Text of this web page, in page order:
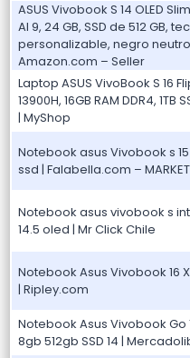
ASUS Vivobook S 14 OLED
AI 9, 24 GB, SSD de 512 GB,
personalizable, negro
Amazon.com – Seller
Laptop ASUS VivoBook S 16
13900H, 16GB RAM DDR4, 1TB
| MyShop
Notebook asus Vivobook s
ssd | Falabella.com –
Notebook asus vivobook s
14.5 oled | Mr Click Chile
Notebook Asus Vivobook 16
| Ripley.com
Notebook Asus Vivobook Go
8gb 512gb SSD 14 |